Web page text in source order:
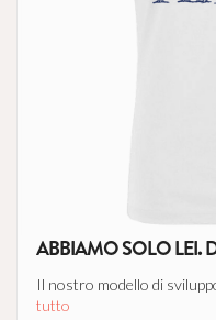
ABBIAMO SOLO LEI.
Il nostro modello di
tutto